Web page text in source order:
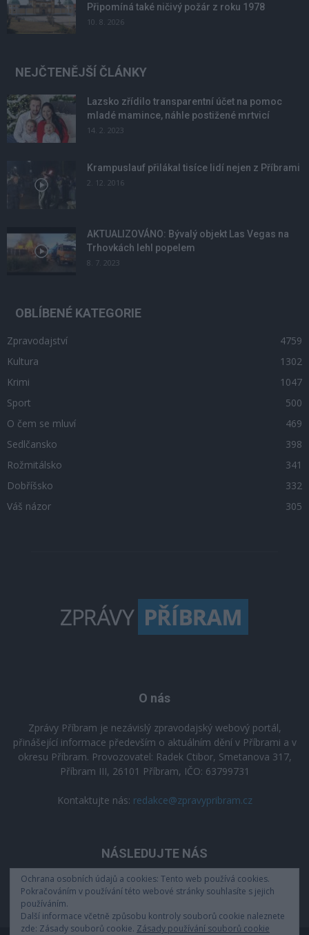
Připomíná také ničivý požár z roku 1978
10. 8. 2026
NEJČTENĚJŠÍ ČLÁNKY
Lazsko zřídilo transparentní účet na pomoc
mladé mamince, náhle postižené mrtvicí
14. 2. 2023
Krampuslauf přilákal tisíce lidí nejen z Příbrami
2. 12. 2016
AKTUALIZOVÁNO: Bývalý objekt Las Vegas na
Trhovkách lehl popelem
8. 7. 2023
OBLÍBENÉ KATEGORIE
Zpravodajství
4759
Kultura
1302
Krimi
1047
Sport
500
O čem se mluví
469
Sedlčansko
398
Rožmitálsko
341
Dobříšsko
332
Váš názor
305
O nás
Zprávy Příbram je nezávislý zpravodajský webový portál,
přinášející informace především o aktuálním dění v Příbrami a v
okresu Příbram. Provozovatel: Radek Ctibor, Smetanova 317,
Příbram III, 26101 Příbram, IČO: 63799731
Kontaktujte nás: redakce@zpravypribram.cz
NÁSLEDUJTE NÁS
Ochrana osobních údajů a cookies: Tento web používá cookies.
Pokračováním v používání této webové stránky souhlasíte s jejich
používáním.
Další informace včetně způsobu kontroly souborů cookie naleznete
zde: Zásady souborů cookie. Zásady používání souborů cookie